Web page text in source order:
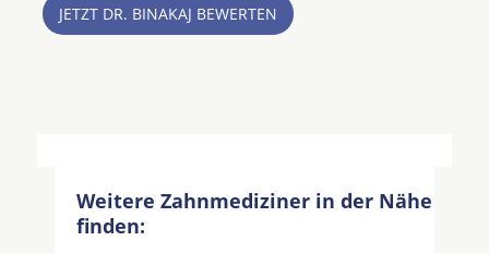
JETZT DR. BINAKAJ BEWERTEN
Weitere Zahnmediziner in der Nähe
finden: